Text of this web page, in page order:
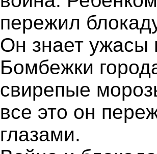
пережил
Он знает
Бомбежки
свирепые
все это он
глазами.